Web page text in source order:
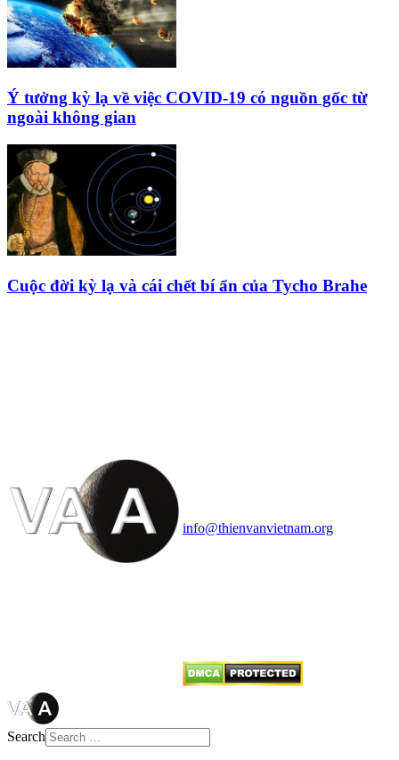
Ý tưởng kỳ lạ về việc COVID-19 có nguồn gốc từ
ngoài không gian
Cuộc đời kỳ lạ và cái chết bí ẩn của Tycho Brahe
info@thienvanvietnam.org
Search